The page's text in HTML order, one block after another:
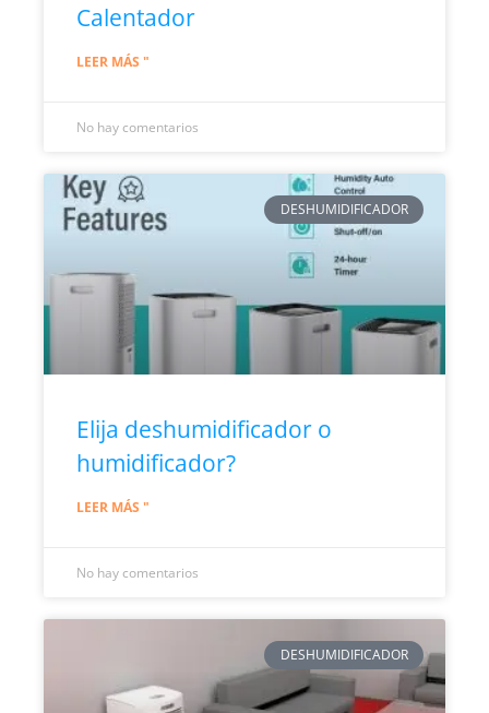
Calentador
LEER MÁS "
No hay comentarios
DESHUMIDIFICADOR
Elija deshumidificador o
humidificador?
LEER MÁS "
No hay comentarios
DESHUMIDIFICADOR